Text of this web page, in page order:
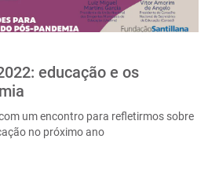
educação e os
um encontro para refletirmos sobre
no próximo ano